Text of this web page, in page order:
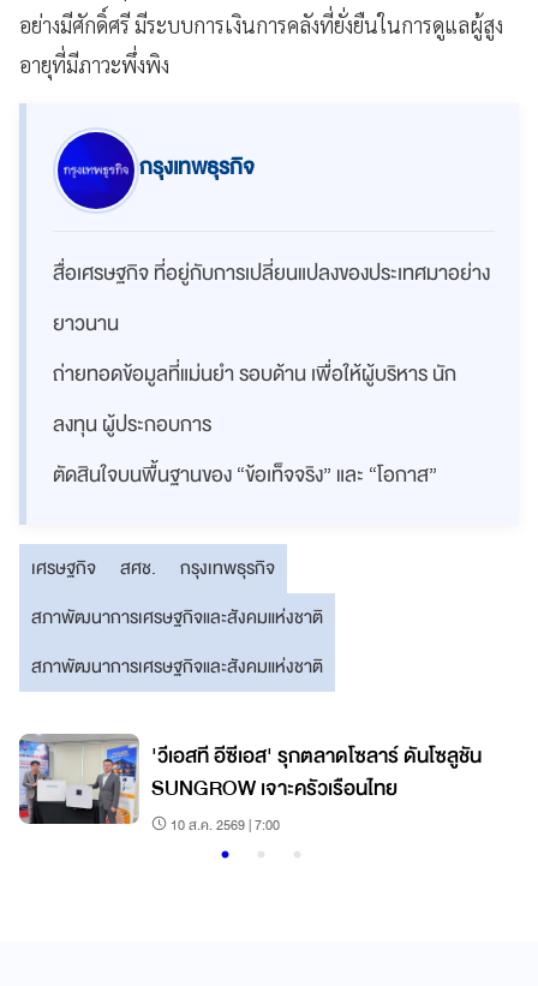
อย่างมีศักดิ์ศรี มีระบบการเงินการคลังที่ยั่งยืนในการดูแลผู้สูง
อายุที่มีภาวะพึ่งพิง
กรุงเทพธุรกิจ
สื่อเศรษฐกิจ ที่อยู่กับการเปลี่ยนแปลงของประเทศมาอย่าง
ยาวนาน
ถ่ายทอดข้อมูลที่แม่นยำ รอบด้าน เพื่อให้ผู้บริหาร นัก
ลงทุน ผู้ประกอบการ
ตัดสินใจบนพื้นฐานของ “ข้อเท็จจริง” และ “โอกาส”
เศรษฐกิจ สศช.
กรุงเทพธุรกิจ
สภาพัฒนาการเศรษฐกิจและสังคมแห่งชาติ
สภาพัฒนาการเศรษฐกิจและสังคมแห่งชาติ
'วีเอสที อีซีเอส' รุกตลาดโซลาร์ ดันโซลูชัน
SUNGROW เจาะครัวเรือนไทย
10 ส.ค. 2569 | 7:00